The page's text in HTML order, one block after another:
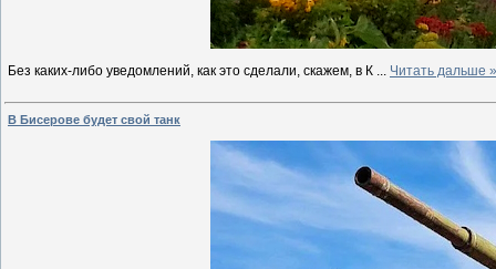
Без каких-либо уведомлений, как это сделали, скажем, в К Читать дальше »
В Бисерове будет свой танк